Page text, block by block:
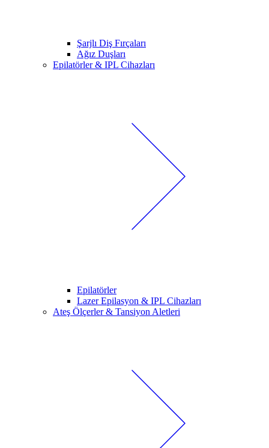
Şarjlı Diş Fırçaları
Ağız Duşları
Epilatörler & IPL Cihazları
Epilatörler
Lazer Epilasyon & IPL Cihazları
Ateş Ölçerler & Tansiyon Aletleri